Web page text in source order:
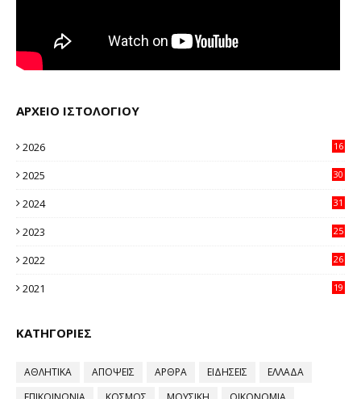
ΑΡΧΕΙΟ ΙΣΤΟΛΟΓΙΟΥ
2026
16
2025
30
2024
31
2023
25
2022
26
2021
19
ΚΑΤΗΓΟΡΙΕΣ
ΑΘΛΗΤΙΚΑ ΑΠΟΨΕΙΣ ΑΡΘΡΑ ΕΙΔΗΣΕΙΣ
ΕΛΛΑΔΑ